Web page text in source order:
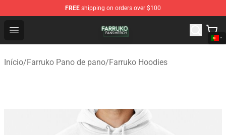
FREE shipping on orders over $100
Open menu
Farruko Shop - Official Farruko Merchandise Store
Início/Farruko Pano de pano/Farruko Hoodies